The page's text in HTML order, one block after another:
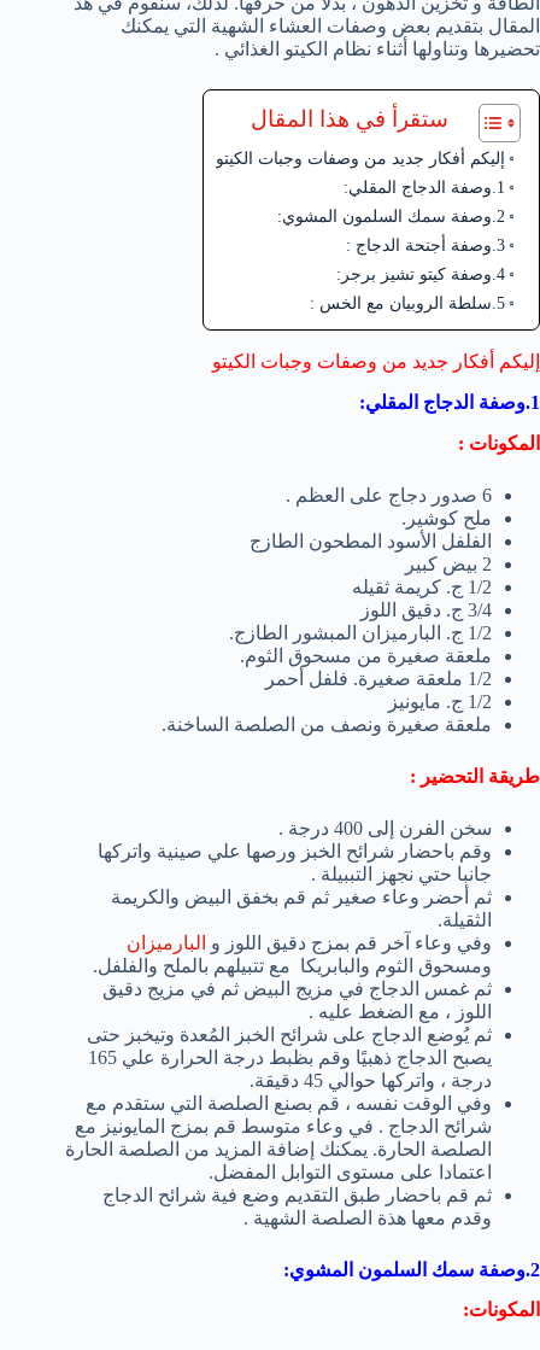
المقال بتقديم بعض وصفات العشاء الشهية التي يمكنك
تحضيرها وتناولها أثناء نظام الكيتو الغذائي .
ستقرأ في هذا المقال
إليكم أفكار جديد من وصفات وجبات الكيتو
1.وصفة الدجاج المقلي:
2.وصفة سمك السلمون المشوي:
3.وصفة أجنحة الدجاج :
4.وصفة كيتو تشيز برجر:
5.سلطة الروبيان مع الخس :
إليكم أفكار جديد من وصفات وجبات الكيتو
1.وصفة الدجاج المقلي:
المكونات :
6 صدور دجاج على العظم .
ملح كوشير.
الفلفل الأسود المطحون الطازج
2 بيض كبير
1/2 ج. كريمة ثقيله
3/4 ج. دقيق اللوز
1/2 ج. البارميزان المبشور الطازج.
ملعقة صغيرة من مسحوق الثوم.
1/2 ملعقة صغيرة. فلفل أحمر
1/2 ج. مايونيز
ملعقة صغيرة ونصف من الصلصة الساخنة.
طريقة التحضير :
سخن الفرن إلى 400 درجة .
وقم باحضار شرائح الخبز ورصها علي صينية واتركها
جانبا حتي نجهز التببيلة .
ثم أحضر وعاء صغير ثم قم بخفق البيض والكريمة
الثقيلة.
وفي وعاء آخر قم بمزج دقيق اللوز و البارميزان
ومسحوق الثوم والبابريكا مع تتبيلهم بالملح والفلفل.
ثم غمس الدجاج في مزيج البيض ثم في مزيج دقيق
اللوز ، مع الضغط عليه .
ثم يُوضع الدجاج على شرائح الخبز المُعدة وتيخبز حتى
يصبح الدجاج ذهبيًا وقم بظبط درجة الحرارة علي 165
درجة ، واتركها حوالي 45 دقيقة.
وفي الوقت نفسه ، قم بصنع الصلصة التي ستقدم مع
شرائح الدجاج . في وعاء متوسط ​قم بمزج المايونيز مع
الصلصة الحارة. يمكنك إضافة المزيد من الصلصة الحارة
اعتمادا على مستوى التوابل المفضل.
ثم قم باحضار طبق التقديم وضع فية شرائح الدجاج
وقدم معها هذة الصلصة الشهية .
2.وصفة سمك السلمون المشوي
:
المكونات: